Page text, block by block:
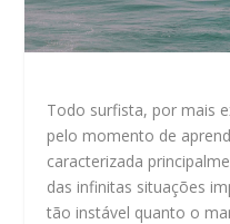
Todo surfista, por mais
pelo momento de
caracterizada
das infinitas situações
tão instável quanto o